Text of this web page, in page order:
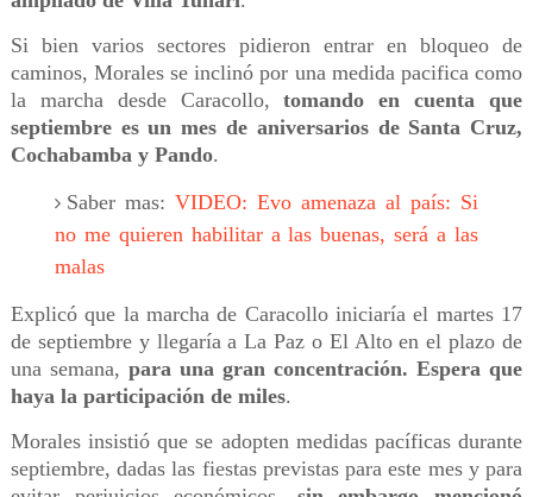
Si bien varios sectores pidieron entrar en bloqueo de
caminos, Morales se inclinó por una medida pacifica como
la marcha desde Caracollo,tomando en cuenta que
septiembre es un mes de aniversarios de Santa Cruz,
Cochabamba y Pando.
Saber mas:VIDEO: Evo amenaza al país: Si
no me quieren habilitar a las buenas, será a las
malas
Explicó que la marcha de Caracollo iniciaría el martes 17
de septiembre y llegaría a La Paz o El Alto en el plazo de
una semana, para una gran concentración. Espera que
haya la participación de miles.
Morales insistió que se adopten medidas pacíficas durante
septiembre, dadas las fiestas previstas para este mes y para